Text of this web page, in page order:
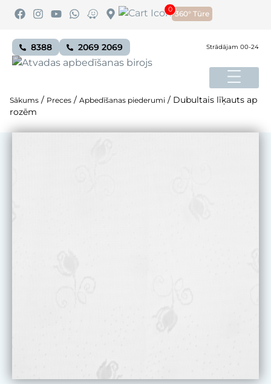
360° Tūre
0
8388 2069 2069 Strādājam 00-24
Sākums / Preces / Apbedīšanas piederumi / Dubultais līķauts ар
rozēm